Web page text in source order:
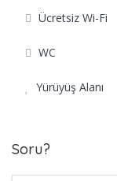
Ücretsiz Wi-Fi
WC
Yürüyüş Alanı
Soru?